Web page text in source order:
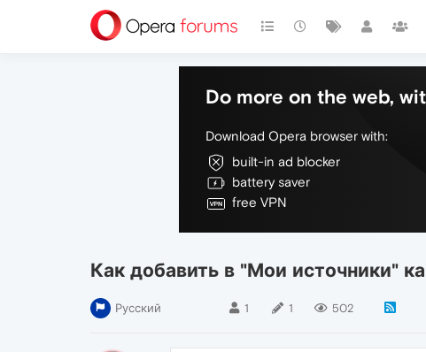
Do more on the web,
Download Opera browser with:
built-in ad blocker
battery saver
free VPN
Как добавить в "Мои источники"
Русский 1 1 502